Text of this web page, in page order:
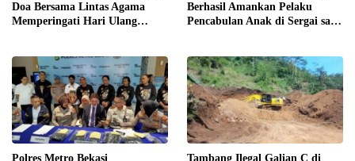
Doa Bersama Lintas Agama
Memperingati Hari Ulang
Berhasil Amankan Pelaku
Pencabulan Anak di Sergai saat
Polres Metro Bekasi
Tambang Ilegal Galian C di